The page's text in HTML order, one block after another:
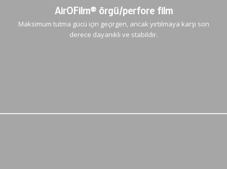
AirOFilm® örgü/perfore film
Maksimum tutma gücü için geçirgen, ancak yırtılmaya karşı son
derece dayanıklı ve stabildir.